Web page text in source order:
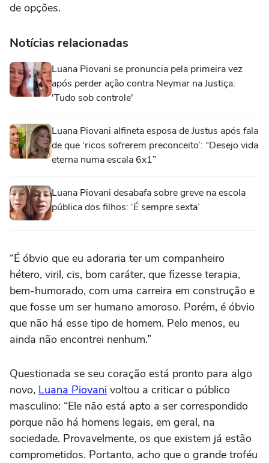
de opções.
Notícias relacionadas
Luana Piovani se pronuncia pela primeira vez
após perder ação contra Neymar na Justiça:
'Tudo sob controle'
Luana Piovani alfineta esposa de Justus após fala
de que ‘ricos sofrerem preconceito’: “Desejo vida
eterna numa escala 6x1”
Luana Piovani desabafa sobre greve na escola
pública dos filhos: ‘É sempre sexta’
“É óbvio que eu adoraria ter um companheiro
hétero, viril, cis, bom caráter, que fizesse terapia,
bem-humorado, com uma carreira em construção e
que fosse um ser humano amoroso. Porém, é óbvio
que não há esse tipo de homem. Pelo menos, eu
ainda não encontrei nenhum.”
Questionada se seu coração está pronto para algo
novo, Luana Piovani voltou a criticar o público
masculino: “Ele não está apto a ser correspondido
porque não há homens legais, em geral, na
sociedade. Provavelmente, os que existem já estão
comprometidos. Portanto, acho que o grande troféu